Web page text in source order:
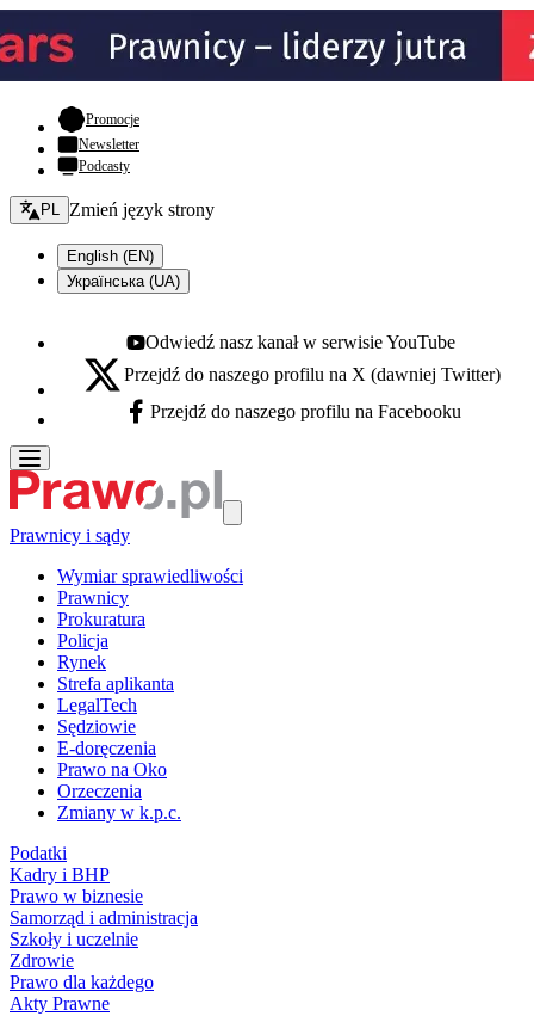
Promocje- otwiera się w nowej karcie
Newsletter
Podcasty
Zmień język - bieżący:
PL Zmień język strony
English (EN)
Українська (UA)
Youtube - otwiera się w nowej karcie
Odwiedź nasz kanał w serwisie YouTube
X - otwiera się w nowej karcie
Przejdź do naszego profilu na X (dawniej Twitter)
Facebook - otwiera się w nowej karcie
Przejdź do naszego profilu na Facebooku
Prawnicy i sądy
Wymiar sprawiedliwości
Prawnicy
Prokuratura
Policja
Rynek
Strefa aplikanta
LegalTech
Sędziowie
E-doręczenia
Prawo na Oko
Orzeczenia
Zmiany w k.p.c.
Podatki
Kadry i BHP
Prawo w biznesie
Samorząd i administracja
Szkoły i uczelnie
Zdrowie
Prawo dla każdego
Akty Prawne